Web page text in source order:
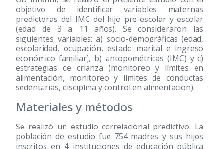
objetivo de identificar variables maternas
predictoras del IMC del hijo pre-escolar y escolar
(edad de 3 a 11 años). Se consideraron las
siguientes variables: a) socio-demográficas (edad,
escolaridad, ocupación, estado marital e ingreso
económico familiar), b) antopométricas (IMC) y c)
estrategias de crianza (monitoreo y límites en
alimentación, monitoreo y límites de conductas
sedentarias, disciplina y control en alimentación).
Materiales y métodos
Se realizó un estudio correlacional predictivo. La
población de estudio fue 754 madres y sus hijos
inscritos en 4 instituciones de educación pública